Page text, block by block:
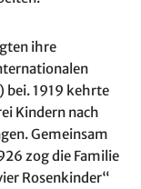
ihre
bei. 1919 kehrte
Kindern nach
Gemeinsam
zog die Familie
Rosenkinder“